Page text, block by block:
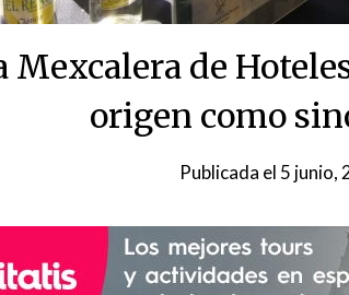
Mexcalera de
origen como
Publicada el 5 junio,